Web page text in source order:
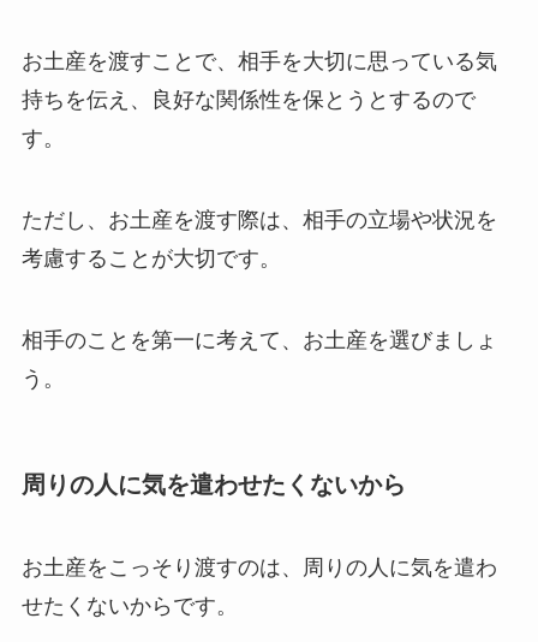
お土産を渡すことで、相手を大切に思っている気
持ちを伝え、良好な関係性を保とうとするので
す。
ただし、お土産を渡す際は、相手の立場や状況を
考慮することが大切です。
相手のことを第一に考えて、お土産を選びましょ
う。
周りの人に気を遣わせたくないから
お土産をこっそり渡すのは、周りの人に気を遣わ
せたくないからです。